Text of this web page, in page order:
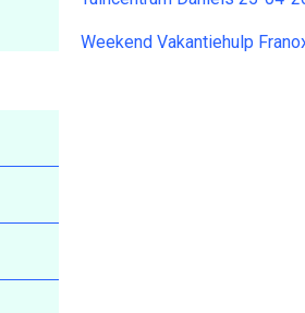
Weekend Vakantiehulp